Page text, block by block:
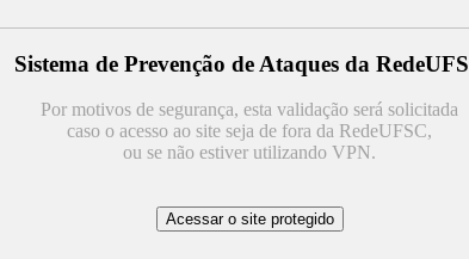
Sistema de Prevenção de Ataques da
Por motivos de segurança, esta validação será solicitada
caso o acesso ao site seja de fora da RedeUFSC,
ou se não estiver utilizando VPN.